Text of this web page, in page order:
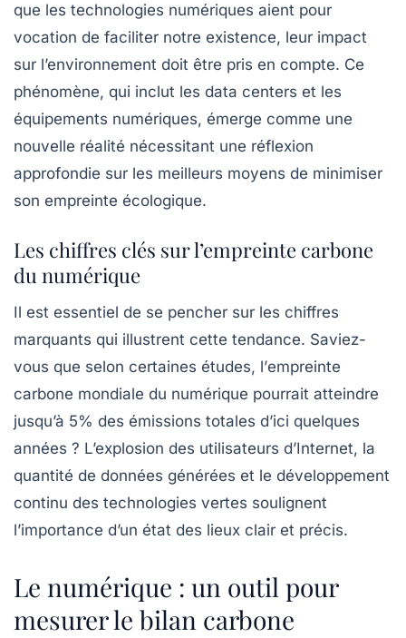
que les technologies numériques aient pour
vocation de faciliter notre existence, leur impact
sur l’environnement doit être pris en compte. Ce
phénomène, qui inclut les data centers et les
équipements numériques, émerge comme une
nouvelle réalité nécessitant une réflexion
approfondie sur les meilleurs moyens de minimiser
son empreinte écologique.
Les chiffres clés sur l’empreinte carbone
du numérique
Il est essentiel de se pencher sur les chiffres
marquants qui illustrent cette tendance. Saviez-
vous que selon certaines études, l’empreinte
carbone mondiale du numérique pourrait atteindre
jusqu’à 5% des émissions totales d’ici quelques
années ? L’explosion des utilisateurs d’Internet, la
quantité de données générées et le développement
continu des technologies vertes soulignent
l’importance d’un état des lieux clair et précis.
Le numérique : un outil pour
mesurer le bilan carbone